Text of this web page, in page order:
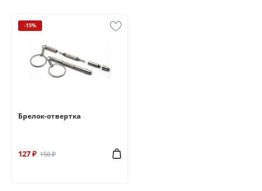
-15%
Брелок-отвертка
127 ₽ 150 ₽